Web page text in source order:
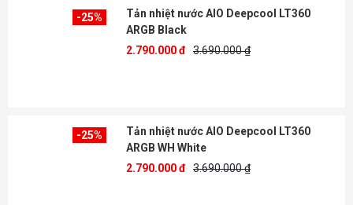
-25%
Tản nhiệt nước AIO Deepcool LT360
ARGB Black
2.790.000 đ 3.690.000 ₫
-25%
Tản nhiệt nước AIO Deepcool LT360
ARGB WH White
2.790.000 đ 3.690.000 ₫